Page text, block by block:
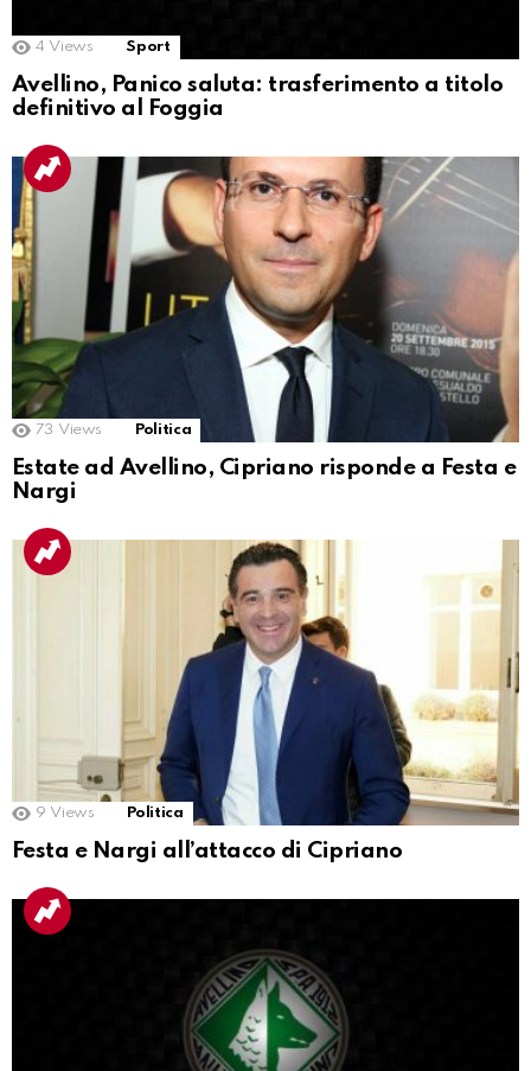
4 Views Sport
Avellino, Panico saluta: trasferimento a titolo
definitivo al Foggia
73 Views Politica
Estate ad Avellino, Cipriano risponde a Festa e
Nargi
9 Views Politica
Festa e Nargi all’attacco di Cipriano